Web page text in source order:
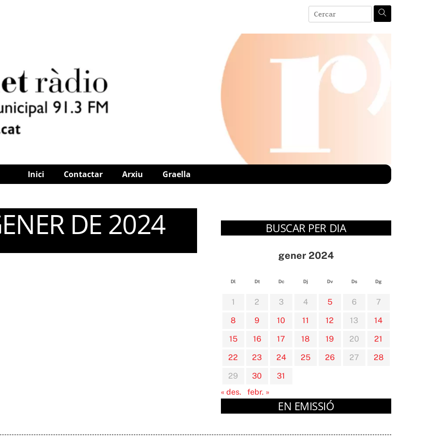
Inici Contactar Arxiu Graella
DE 2024 BUSCAR PER DIA
gener 2024
Dl Dt Dc Dj Dv Ds Dg
1 2 3 4 5 6
7
8
9 10 11 12 13
14
15
16 17 18 19 20
21
22
23 24 25 26 27
28
29
30
31
« des.
febr. »
EN EMISSIÓ